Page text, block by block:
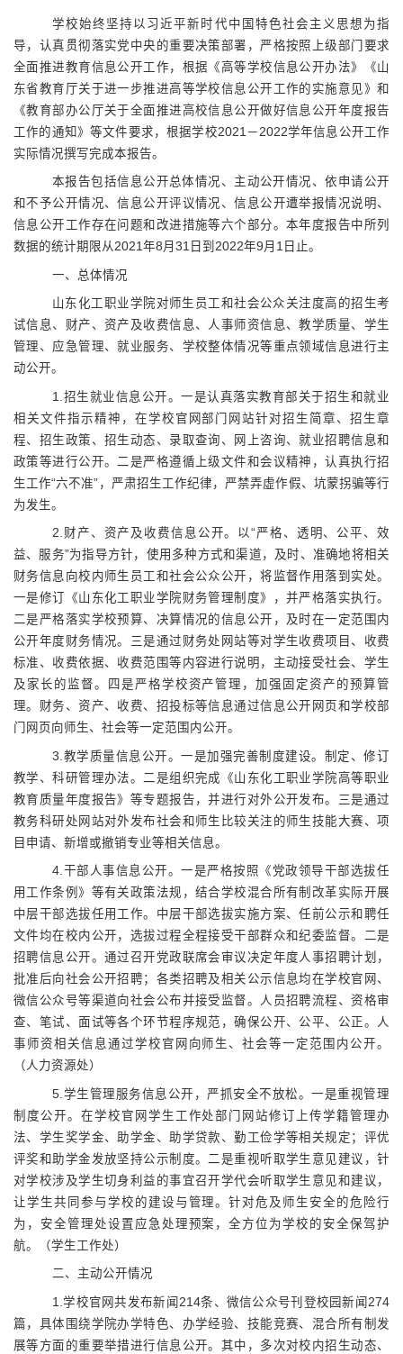
学校始终坚持以习近平新时代中国特色社会主义思想为指
导，认真贯彻落实党中央的重要决策部署，严格按照上级部门要求
全面推进教育信息公开工作，根据《高等学校信息公开办法》《山
东省教育厅关于进一步推进高等学校信息公开工作的实施意见》和
《教育部办公厅关于全面推进高校信息公开做好信息公开年度报告
工作的通知》等文件要求，根据学校2021 － 2022学年信息公开工作
实际情况撰写完成本报告。
本报告包括信息公开总体情况、主动公开情况、依申请公开
和不予公开情况、信息公开评议情况、信息公开遭举报情况说明、
信息公开工作存在问题和改进措施等六个部分。本年度报告中所列
数据的统计期限从2021年8月 31 日到 2022年9月 1 日止。
一、总体情况
山东化工职业学院对师生员工和社会公众关注度高的招生考
试信息、财产、资产及收费信息、人事师资信息、教学质量、学生
管理、应急管理、就业服务、学校整体情况等重点领域信息进行主
动公开。
1. 招生就业信息公开。一是认真落实教育部关于招生和就业
相关文件指示精神，在学校官网部门网站针对招生简章、招生章
程、招生政策、招生动态、录取查询、网上咨询、就业招聘信息和
政策等进行公开。二是严格遵循上级文件和会议精神，认真执行招
生工作“六不准”，严肃招生工作纪律，严禁弄虚作假、坑蒙拐骗等行
为发生。
2. 财产、资产及收费信息公开。以“严格、透明、公平、效
益、服务”为指导方针，使用多种方式和渠道，及时、准确地将相关
财务信息向校内师生员工和社会公众公开，将监督作用落到实处。
一是修订《山东化工职业学院财务管理制度》，并严格落实执行。
二是严格落实学校预算、决算情况的信息公开，及时在一定范围内
公开年度财务情况。三是通过财务处网站等对学生收费项目、收费
标准、收费依据、收费范围等内容进行说明，主动接受社会、学生
及家长的监督。四是严格学校资产管理，加强固定资产的预算管
理。财务、资产、收费、招投标等信息通过信息公开网页和学校部
门网页向师生、社会等一定范围内公开。
3. 教学质量信息公开。一是加强完善制度建设。制定、修订
教学、科研管理办法。二是组织完成《山东化工职业学院高等职业
教育质量年度报告》等专题报告，并进行对外公开发布。三是通过
教务科研处网站对外发布社会和师生比较关注的师生技能大赛、项
目申请、新增或撤销专业等相关信息。
4.干部人事信息公开。一是严格按照《党政领导干部选拔任
用工作条例》等有关政策法规，结合学校混合所有制改革实际开展
中层干部选拔任用工作。中层干部选拔实施方案、任前公示和聘任
文件均在校内公开，选拔过程全程接受干部群众和纪委监督。二是
招聘信息公开。通过召开党政联席会审议决定年度人事招聘计划，
批准后向社会公开招聘；各类招聘及相关公示信息均在学校官网、
微信公众号等渠道向社会公布并接受监督。人员招聘流程、资格审
查、笔试、面试等各个环节程序规范，确保公开、公平、公正。人
事师资相关信息通过学校官网向师生、社会等一定范围内公开。
（人力资源处）
5. 学生管理服务信息公开，严抓安全不放松。一是重视管理
制度公开。在学校官网学生工作处部门网站修订上传学籍管理办
法、学生奖学金、助学金、助学贷款、勤工俭学等相关规定；评优
评奖和助学金发放坚持公示制度。二是重视听取学生意见建议，针
对学校涉及学生切身利益的事宜召开学代会听取学生意见和建议，
让学生共同参与学校的建设与管理。针对危及师生安全的危险行
为，安全管理处设置应急处理预案，全方位为学校的安全保驾护
航。（学生工作处）
二、主动公开情况
1. 学校官网共发布新闻 214条、微信公众号刊登校园新闻 274
篇，具体围绕学院办学特色、办学经验、技能竞赛、混合所有制发
展等方面的重要举措进行信息公开。其中，多次对校内招生动态、